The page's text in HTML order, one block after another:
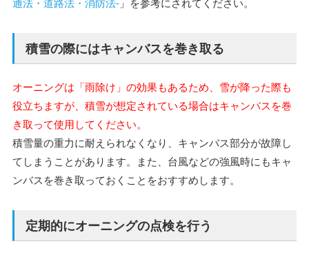
通法・道路法・消防法-」を参考にされてください。
積雪の際にはキャンバスを巻き取る
オーニングは「雨除け」の効果もあるため、雪が降った際も
役立ちますが、積雪が想定されている場合はキャンバスを巻
き取って使用してください。
積雪量の重力に耐えられなくなり、キャンバス部分が故障し
てしまうことがあります。また、台風などの強風時にもキャ
ンバスを巻き取っておくことをおすすめします。
定期的にオーニングの点検を行う